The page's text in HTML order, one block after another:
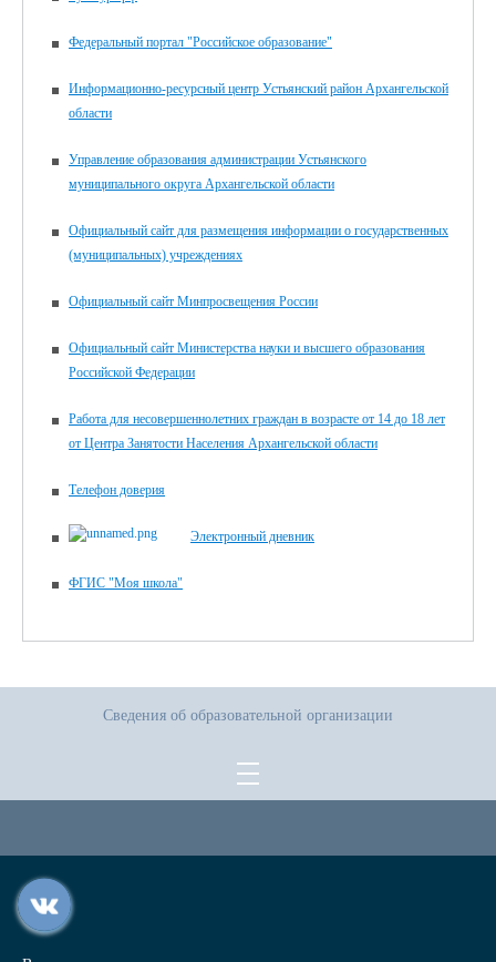
Федеральный портал "Российское образование"
Информационно-ресурсный центр Устьянский район Архангельской
области
Управление образования администрации Устьянского
муниципального округа Архангельской области
Официальный сайт для размещения информации о государственных
(муниципальных) учреждениях
Официальный сайт Минпросвещения России
Официальный сайт Министерства науки и высшего образования
Российской Федерации
Работа для несовершеннолетних граждан в возрасте от 14 до 18 лет
от Центра Занятости Населения Архангельской области
Телефон доверия
Электронный дневник
ФГИС "Моя школа"
Сведения об образовательной организации